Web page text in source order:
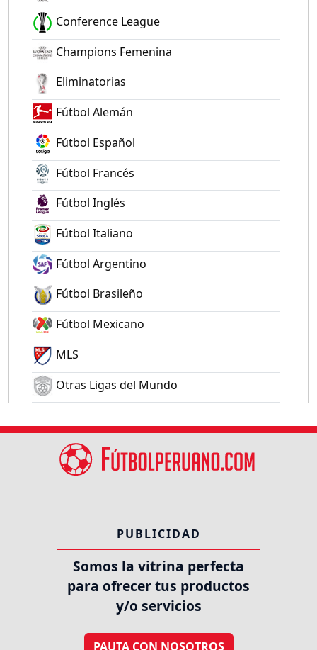
Conference League
Champions Femenina
Eliminatorias
Fútbol Alemán
Fútbol Español
Fútbol Francés
Fútbol Inglés
Fútbol Italiano
Fútbol Argentino
Fútbol Brasileño
Fútbol Mexicano
MLS
Otras Ligas del Mundo
PUBLICIDAD
Somos la vitrina perfecta
para ofrecer tus productos
y/o servicios
PAUTA CON NOSOTROS